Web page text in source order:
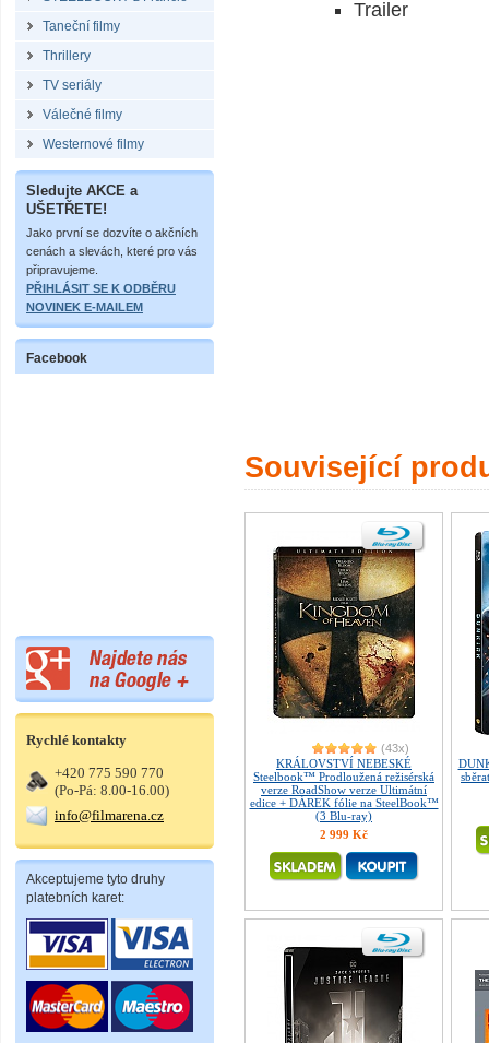
Taneční filmy
Thrillery
TV seriály
Válečné filmy
Westernové filmy
Sledujte AKCE a
UŠETŘETE!
Jako první se dozvíte o akčních
cenách a slevách, které pro vás
připravujeme.
PŘIHLÁSIT SE K ODBĚRU
NOVINEK E-MAILEM
Facebook
Rychlé kontakty
+420 775 590 770
(Po-Pá: 8.00-16.00)
info@filmarena.cz
Akceptujeme tyto druhy
platebních karet:
Trailer
Související
(43x)
KRÁLOVSTVÍ NEBESKÉ
Steelbook™ Prodloužená režisérská
verze RoadShow verze Ultimátní
edice + DÁREK fólie na SteelBook™
(3 Blu-ray)
2 999 Kč